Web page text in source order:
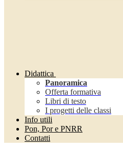
Didattica
Panoramica
Offerta formativa
Libri di testo
I progetti delle classi
Info utili
Pon, Por e PNRR
Contatti